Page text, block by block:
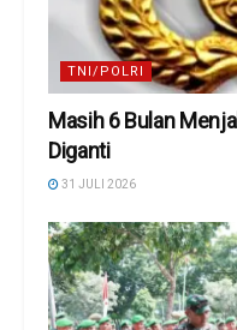
TNI/POLRI
Masih 6 Bulan
Diganti
31 JULI 2026